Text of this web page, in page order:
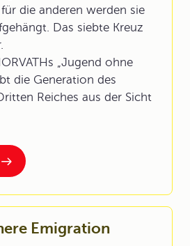
die anderen werden sie
Das siebte Kreuz
„Jugend ohne
die Generation des
Reiches aus der Sicht
Emigration